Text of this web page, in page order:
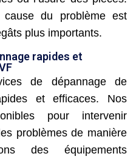
cause du problème est
plus importants.
rapides et
de dépannage de
et efficaces. Nos
pour intervenir
problèmes de manière
des équipements